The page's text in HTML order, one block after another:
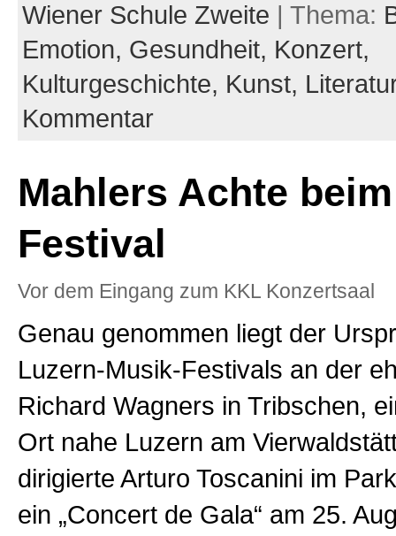
Wiener Schule Zweite | Thema:
Emotion, Gesundheit, Konzert,
Kulturgeschichte, Kunst,
Kommentar
Mahlers Achte
Festival
Vor dem Eingang zum KKL Konzertsaal
Genau genommen liegt der
Luzern-Musik-Festivals an der
Richard Wagners in Tribschen,
Ort nahe Luzern am
dirigierte Arturo Toscanini im
ein „Concert de Gala“ am 25.